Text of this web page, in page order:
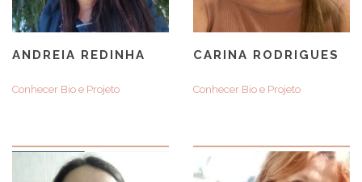
ANDREIA REDINHA
Conhecer Bio e Projeto
CARINA RODRIGUES
Conhecer Bio e Projeto